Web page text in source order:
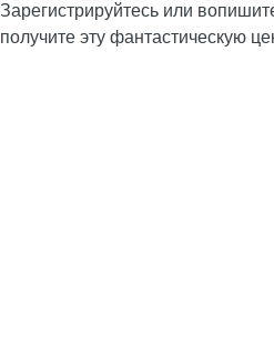
Зарегистрируйтесь или
получите эту фантастическую